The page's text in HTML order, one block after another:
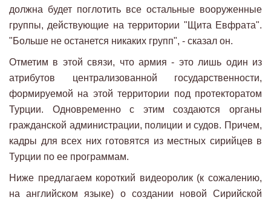
должна будет поглотить все остальные вооруженные
группы, действующие на территории "Щита Евфрата".
"Больше не останется никаких групп", - сказал он.
Отметим в этой связи, что армия - это лишь один из
атрибутов централизованной государственности,
формируемой на этой территории под протекторатом
Турции. Одновременно с этим создаются органы
гражданской администрации, полиции и судов. Причем,
кадры для всех них готовятся из местных сирийцев в
Турции по ее программам.
Ниже предлагаем короткий видеоролик (к сожалению,
на английском языке) о создании новой Сирийской